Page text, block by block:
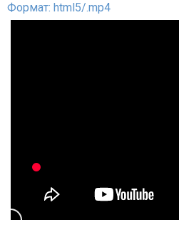
Формат: html5/.mp4